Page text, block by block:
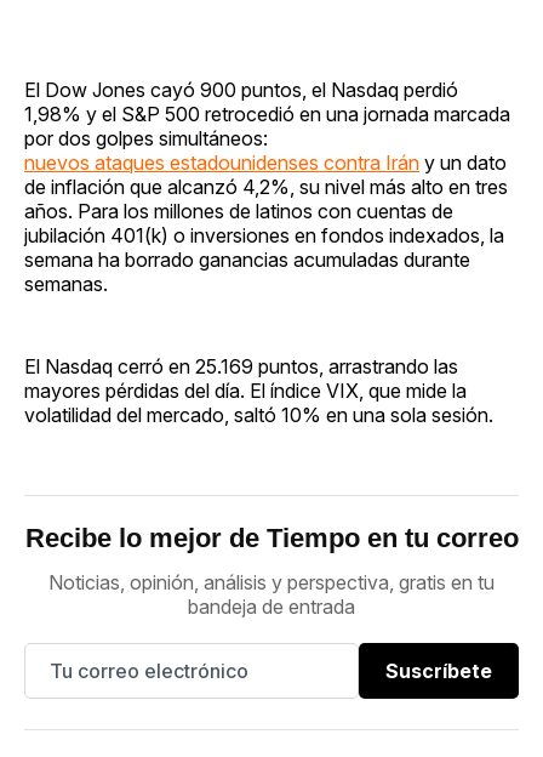
El Dow Jones cayó 900 puntos, el Nasdaq perdió
1,98% y el S&P 500 retrocedió en una jornada marcada
por dos golpes simultáneos:
nuevos ataques estadounidenses contra Irán y un dato
de inflación que alcanzó 4,2%, su nivel más alto en tres
años. Para los millones de latinos con cuentas de
jubilación 401(k) o inversiones en fondos indexados, la
semana ha borrado ganancias acumuladas durante
semanas.
El Nasdaq cerró en 25.169 puntos, arrastrando las
mayores pérdidas del día. El índice VIX, que mide la
volatilidad del mercado, saltó 10% en una sola sesión.
Recibe lo mejor de Tiempo en tu correo
Noticias, opinión, análisis y perspectiva, gratis en tu
bandeja de entrada
Suscríbete